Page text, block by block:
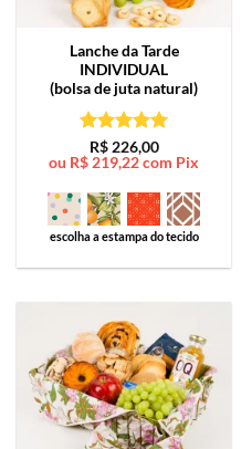
Lanche da Tarde
INDIVIDUAL
(bolsa de juta natural)
Avaliação5
de 5
R$226,00
ou R$219,22com Pix
escolha a estampa do tecido